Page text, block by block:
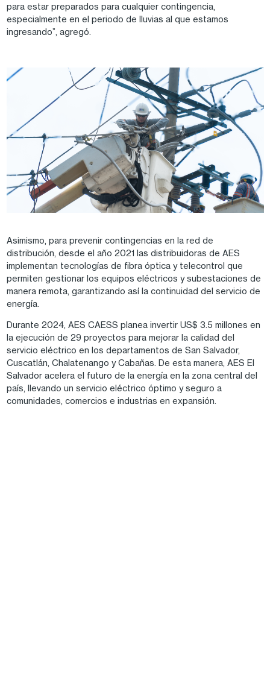
para estar preparados para cualquier contingencia,
especialmente en el periodo de lluvias al que estamos
ingresando”, agregó.
Image
Asimismo, para prevenir contingencias en la red de
distribución, desde el año 2021 las distribuidoras de AES
implementan tecnologías de fibra óptica y telecontrol que
permiten gestionar los equipos eléctricos y subestaciones de
manera remota, garantizando así la continuidad del servicio de
energía.
Durante 2024, AES CAESS planea invertir US$ 3.5 millones en
la ejecución de 29 proyectos para mejorar la calidad del
servicio eléctrico en los departamentos de San Salvador,
Cuscatlán, Chalatenango y Cabañas. De esta manera, AES El
Salvador acelera el futuro de la energía en la zona central del
país, llevando un servicio eléctrico óptimo y seguro a
comunidades, comercios e industrias en expansión.